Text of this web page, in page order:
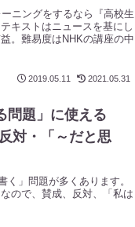
ニングをするなら『高校生
キストはニュースを基にし
。難易度はNHKの講座の中
2019.05.11 2021.05.31
問題」に使える
対・「～だと思
」問題が多くあります。
ので、賛成、反対、「私は